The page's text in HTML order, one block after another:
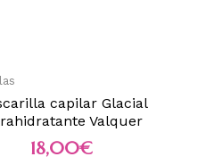
capilar Glacial
Valquer
18,00€